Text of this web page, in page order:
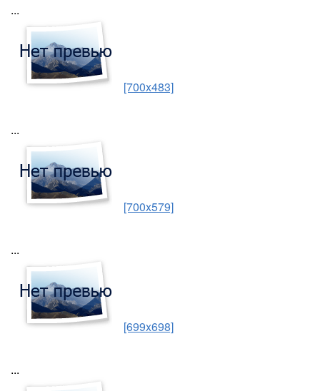
...
[700x483]
...
[700x579]
...
[699x698]
...